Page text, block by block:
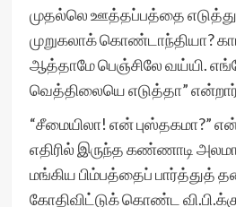
முதல்லெ ஊத்தப்பத்தை
முறுகலாக் கொண்டாந்தியா?
ஆத்தாமே பெஞ்சிலே வய்யி.
வெத்திலையெ எடுத்தா”
“சீமையிலா! என் புஸ்தகமா?”
எதிரில் இருந்த கண்ணாடி
மங்கிய பிம்பத்தைப் பார்த்துத்
கோதிவிட்டுக் கொண்ட